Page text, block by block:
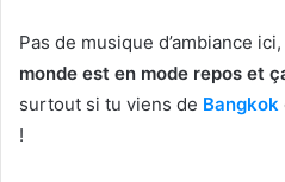
Pas de musique d’ambiance
monde est en mode repos et
surtout si tu viens de Bangkok
!